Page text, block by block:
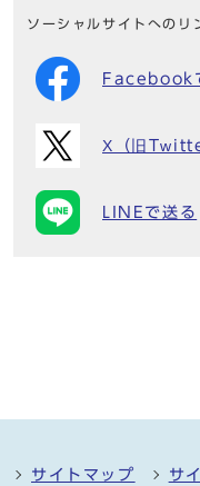
ソーシャルサイトへのリ
Facebook
X（旧
LINEで送る
サイトマップ サ